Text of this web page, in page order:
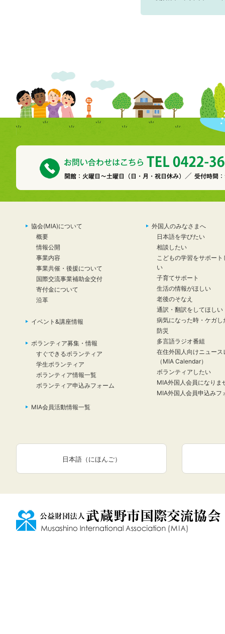
協会(MIA)について
概要
情報公開
事業内容
事業共催・後援について
国際交流事業補助金交付
寄付金について
沿革
イベント&講座情報
ボランティア募集・情報
すぐできるボランティア
学生ボランティア
ボランティア情報一覧
ボランティア申込みフォーム
MIA会員活動情報一覧
外国人のみなさまへ
日本語を学びたい
相談したい
こどもの学習をサポート
い
子育てサポート
生活の情報がほしい
老後のそなえ
通訳・翻訳をしてほしい
病気になった時・ケガし
防災
多言語ラジオ番組
在住外国人向けニュース
（MIA Calendar）
ボランティアしたい
MIA外国人会員になりま
MIA外国人会員申込みフ
日本語（にほんご）